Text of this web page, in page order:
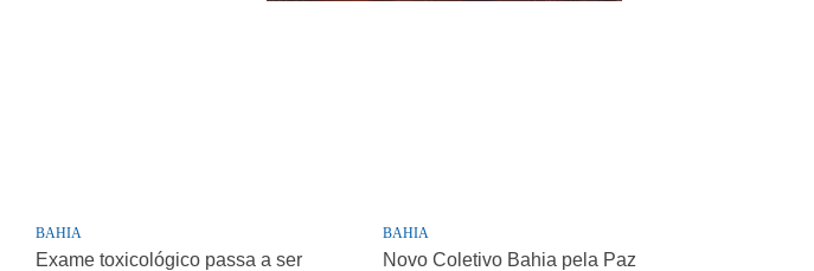
BAHIA
Exame toxicológico passa a ser
BAHIA
Novo Coletivo Bahia pela Paz